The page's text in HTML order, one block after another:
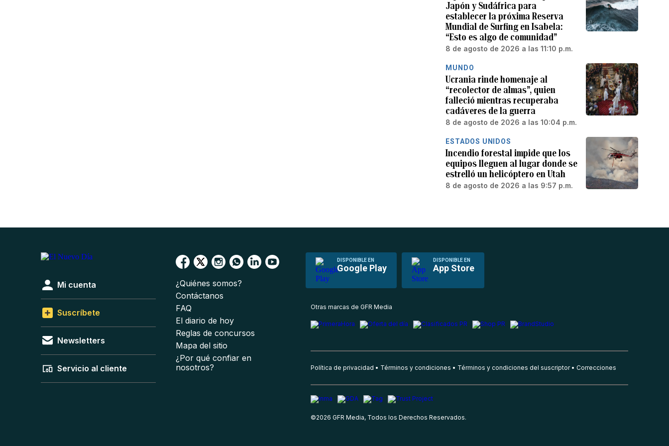
Japón y Sudáfrica para
establecer la próxima Reserva
Mundial de Surfing en Isabela:
“Esto es algo de comunidad”
8 de agosto de 2026 a las 11:10 p.m.
MUNDO
Ucrania rinde homenaje al
“recolector de almas”, quien
falleció mientras recuperaba
cadáveres de la guerra
8 de agosto de 2026 a las 10:04 p.m.
ESTADOS UNIDOS
Incendio forestal impide que los
equipos lleguen al lugar donde se
estrelló un helicóptero en Utah
8 de agosto de 2026 a las 9:57 p.m.
DISPONIBLE EN
Google Play
DISPONIBLE EN
App Store
Mi cuenta
Suscríbete
Newsletters
Servicio al cliente
¿Quiénes somos?
Contáctanos
FAQ
El diario de hoy
Reglas de concursos
Mapa del sitio
¿Por qué confiar en
nosotros?
Otras marcas de GFR Media
Política de privacidad Términos y condiciones Términos y condiciones del suscriptor Correcciones
©2026 GFR Media, Todos los Derechos Reservados.